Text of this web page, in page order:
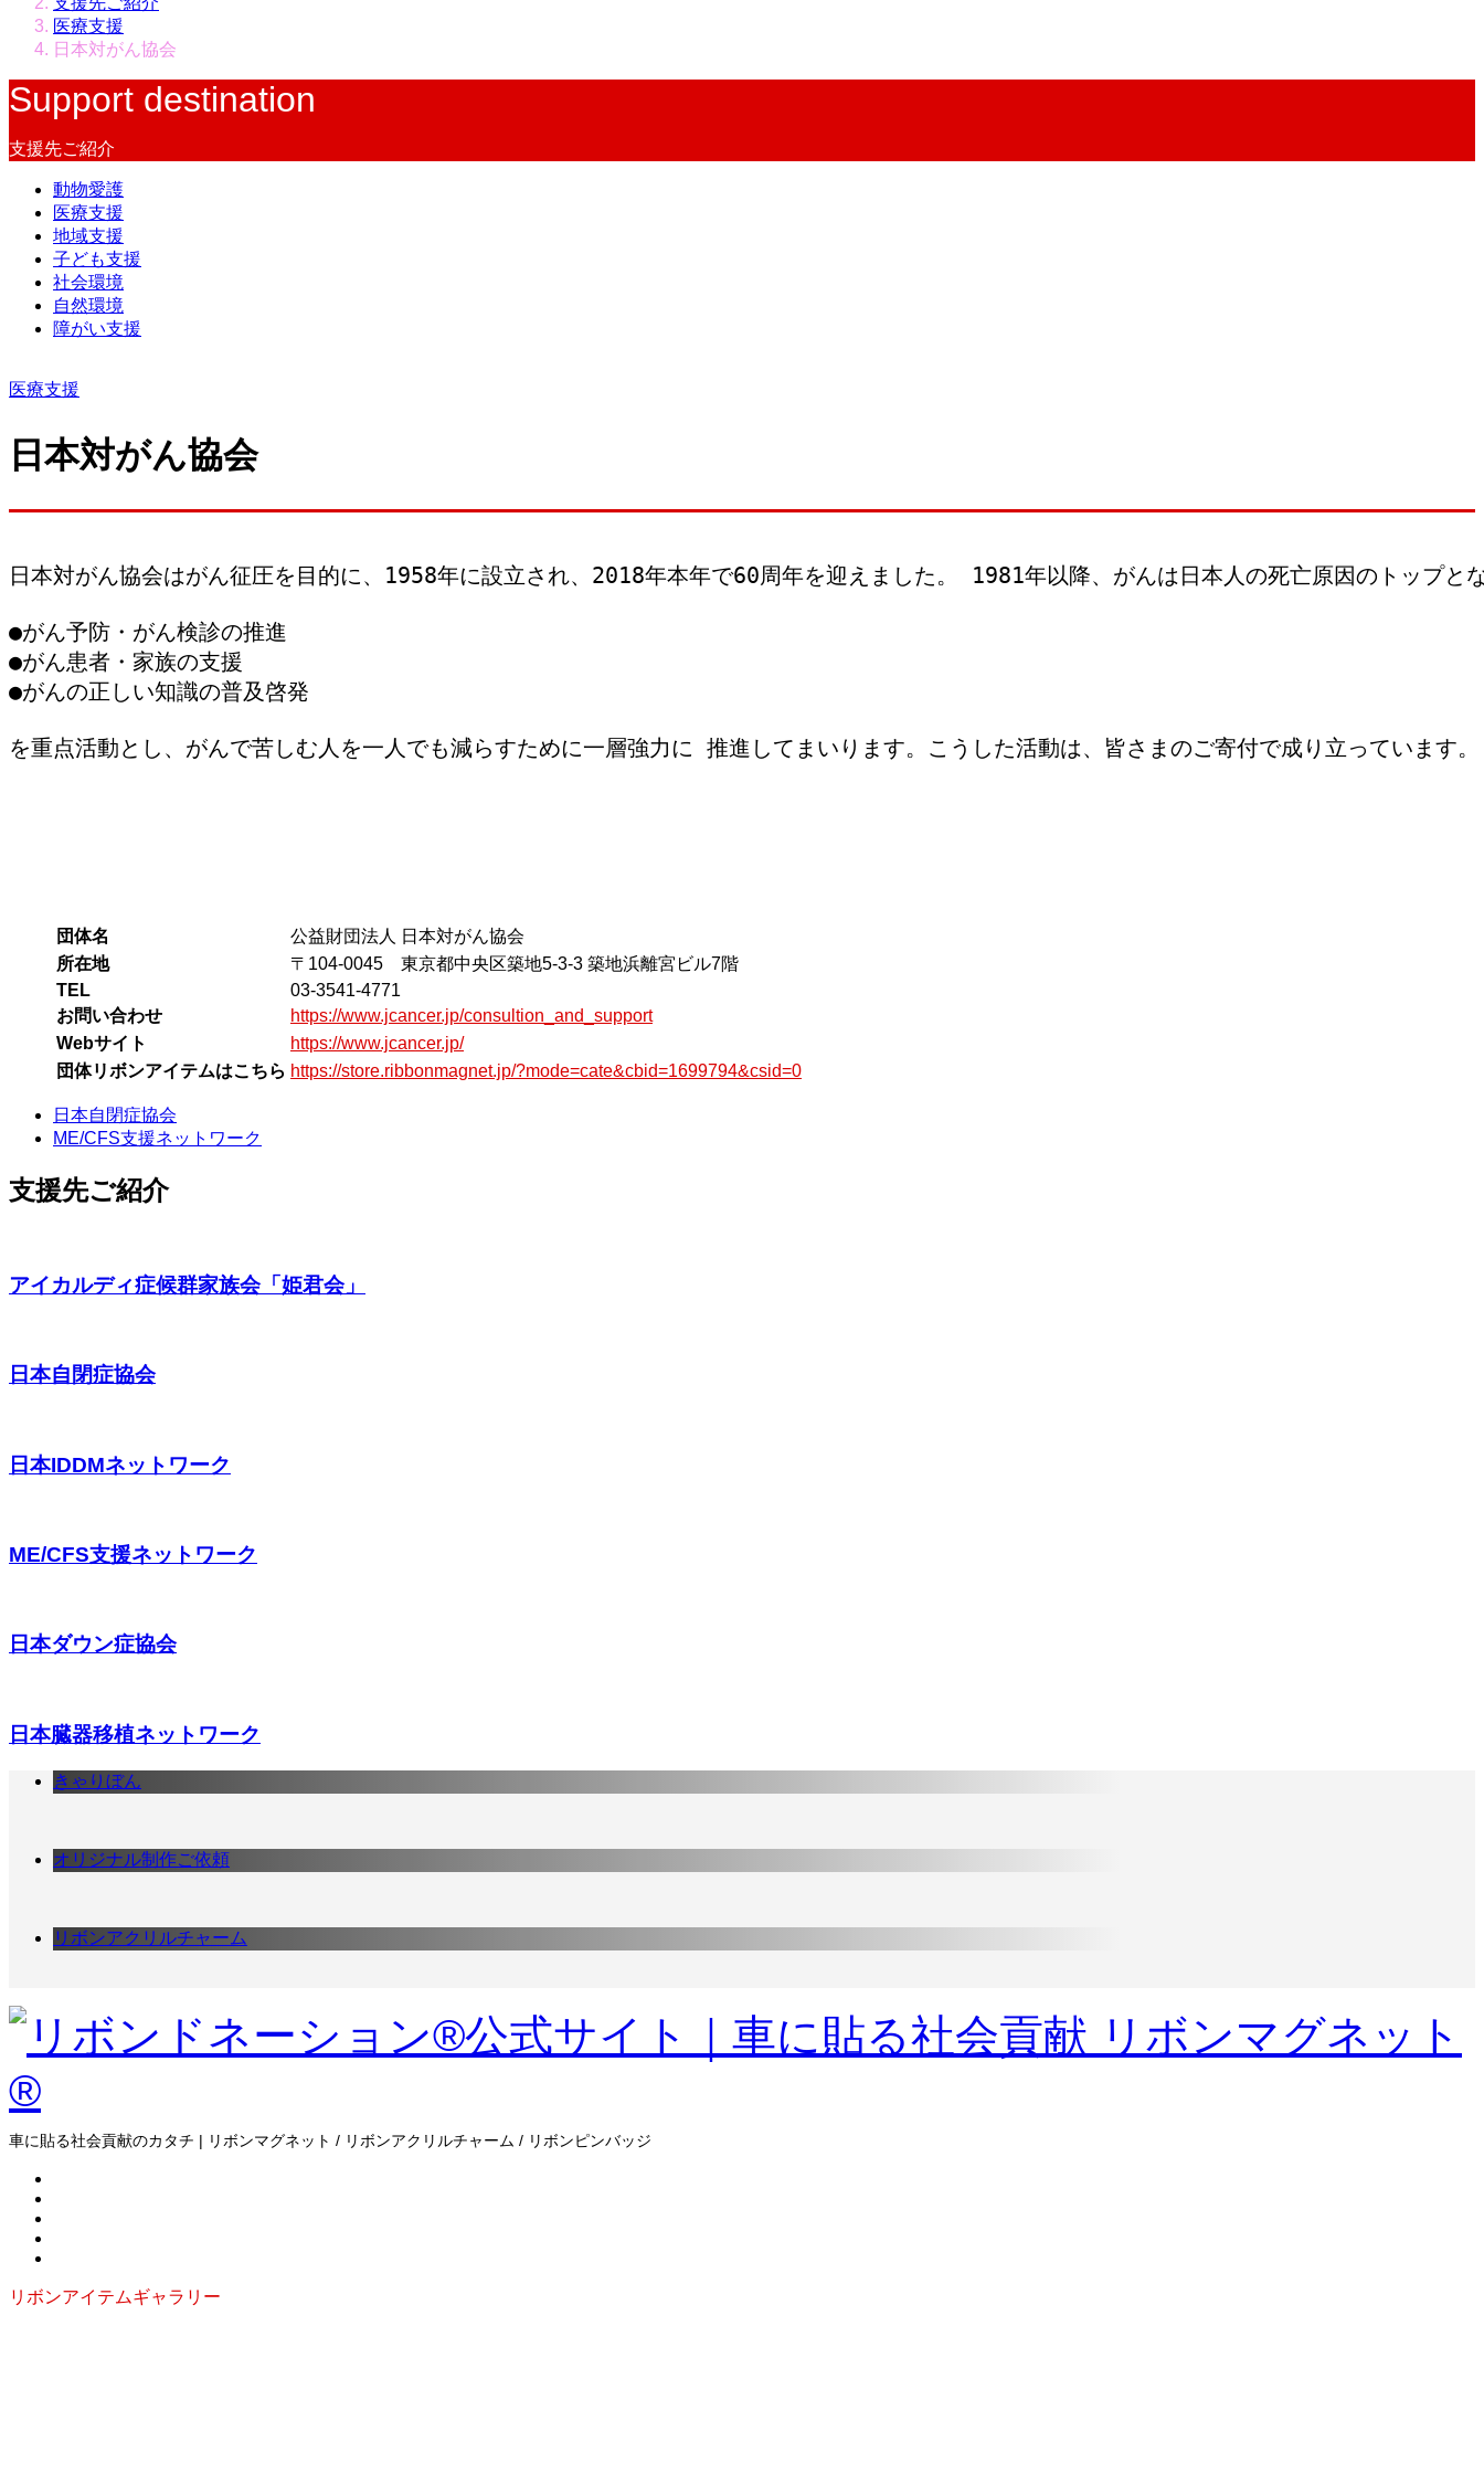
医療支援
日本対がん協会
Support destination
支援先ご紹介
動物愛護
医療支援
地域支援
子ども支援
社会環境
自然環境
障がい支援
医療支援
日本対がん協会
日本対がん協会はがん征圧を目的に、1958年に設立され、2018年本年で60周年を迎えました。 1981年以降、がんは日本人の死亡原因のトップ
●がん予防・がん検診の推進
●がん患者・家族の支援
●がんの正しい知識の普及啓発
を重点活動とし、がんで苦しむ人を一人でも減らすために一層強力に 推進してまいります。こうした活動は、皆さまのご寄付で成り立っています。
団体名
公益財団法人 日本対がん協会
所在地
〒104-0045 東京都中央区築地5-3-3 築地浜離宮ビル7階
TEL
03-3541-4771
お問い合わせ
https://www.jcancer.jp/consultion_and_support
Webサイト
https://www.jcancer.jp/
団体リボンアイテムはこちら https://store.ribbonmagnet.jp/?mode=cate&cbid=1699794&csid=0
日本自閉症協会
ME/CFS支援ネットワーク
支援先ご紹介
アイカルディ症候群家族会「姫君会」
日本自閉症協会
日本IDDMネットワーク
ME/CFS支援ネットワーク
日本ダウン症協会
日本臓器移植ネットワーク
きゃりぼん
オリジナル制作ご依頼
リボンアクリルチャーム
車に貼る社会貢献のカタチ | リボンマグネット / リボンアクリルチャーム / リボンピンバッジ
リボンアイテムギャラリー